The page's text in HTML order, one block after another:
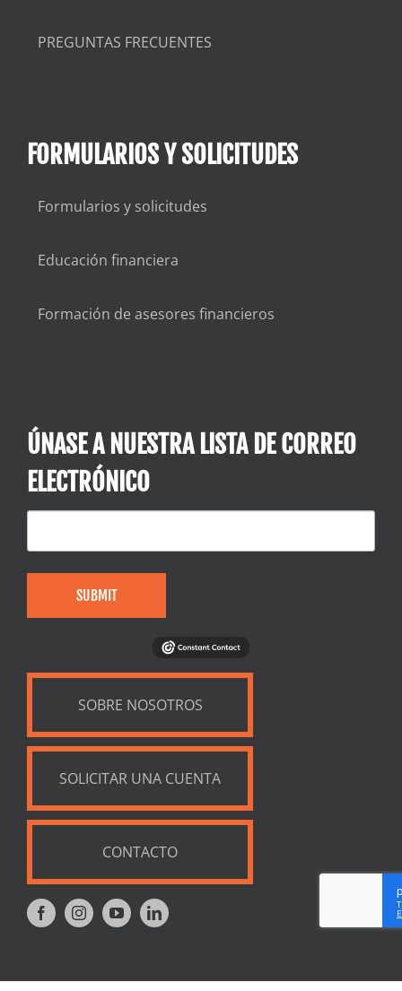
PREGUNTAS FRECUENTES
FORMULARIOS Y SOLICITUDES
Formularios y solicitudes
Educación financiera
Formación de asesores financieros
ÚNASE A NUESTRA LISTA DE CORREO
ELECTRÓNICO
SUBMIT
SOBRE NOSOTROS
SOLICITAR UNA CUENTA
CONTACTO